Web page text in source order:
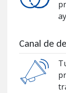
Canal de